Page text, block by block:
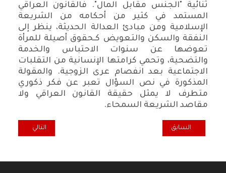
ثنائية "الجنس مقابل المال". فالقانون العراقي
المستمد في كثير من أحكامه من الشريعة
الإسلامية ومن مبادئ العدالة الحديثة، ينظر إلى
النفقة والسكن والتعويض كـحقوق أصيلة للمرأة
تعوضها عن سنوات الاحتباس والخدمة
والتضحية، وتحمي كرامتها الإنسانية من التقلبات
الاجتماعية بعد انفصام عرى الزوجية. والمقولة
المذكورة في نص السؤال تعبر عن فكر ذكوري
متطرف لا يمثل حقيقة القانون العراقي ولا
مقاصد الشريعة السمحاء.
المقال السابق: أتمتة وحوكمة " الاقتصاد العراقي" --- أفاق واعدة نحو
السابق المقال التالي:
التالي